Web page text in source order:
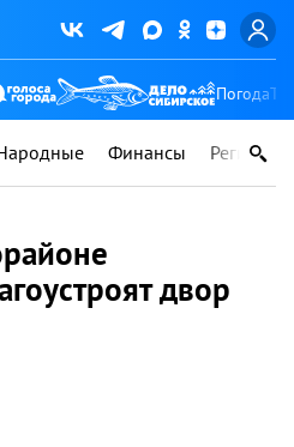
Погода
Финансы Регионы
двор